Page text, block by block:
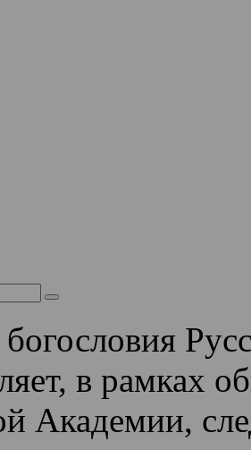
в рамках
Академии,